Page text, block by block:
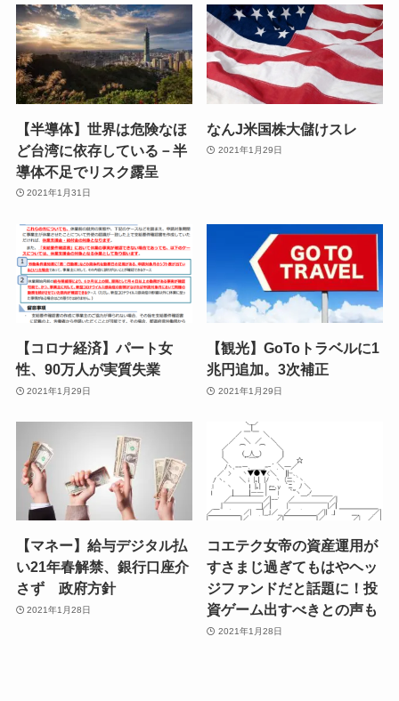
【半導体】世界は危険なほ
ど台湾に依存している－半
導体不足でリスク露呈
2021年1月31日
なんJ米国株大儲けスレ
2021年1月29日
【コロナ経済】パート女
性、90万人が実質失業
2021年1月29日
【観光】GoToトラベルに1
兆円追加。3次補正
2021年1月29日
【マネー】給与デジタル払
い21年春解禁、銀行口座介
さず 政府方針
2021年1月28日
コエテク女帝の資産運用が
すさまじ過ぎてもはやヘッ
ジファンドだと話題に！投
資ゲーム出すべきとの声も
2021年1月28日